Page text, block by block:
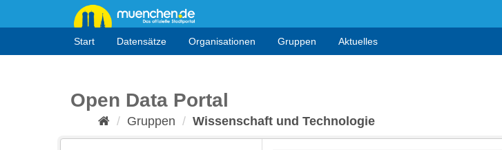
Start Datensätze Organisationen Gruppen Aktuelles
Open Data Portal
Gruppen Wissenschaft und Technologie